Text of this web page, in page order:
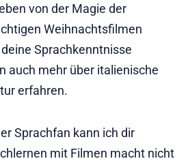
von der Magie der
Weihnachtsfilmen
Sprachkenntnisse
auch mehr über italienische
erfahren.
Sprachfan kann ich dir
mit Filmen macht nicht